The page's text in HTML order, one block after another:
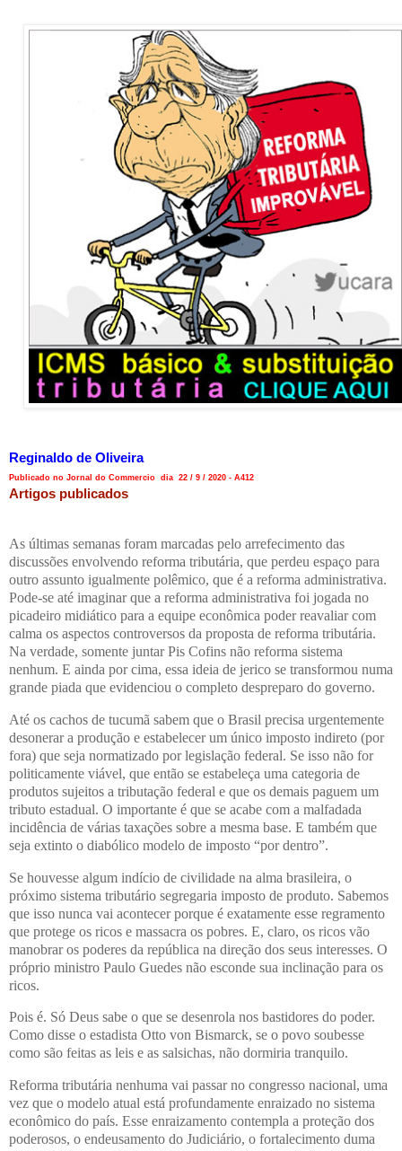
Reginaldo de Oliveira
Publicado no Jornal do Commercio dia 22 / 9 / 2020 - A412
Artigos publicados
As últimas semanas foram marcadas pelo arrefecimento das
discussões envolvendo reforma tributária, que perdeu espaço para
outro assunto igualmente polêmico, que é a reforma administrativa.
Pode-se até imaginar que a reforma administrativa foi jogada no
picadeiro midiático para a equipe econômica poder reavaliar com
calma os aspectos controversos da proposta de reforma tributária.
Na verdade, somente juntar Pis Cofins não reforma sistema
nenhum. E ainda por cima, essa ideia de jerico se transformou numa
grande piada que evidenciou o completo despreparo do governo.
Até os cachos de tucumã sabem que o Brasil precisa urgentemente
desonerar a produção e estabelecer um único imposto indireto (por
fora) que seja normatizado por legislação federal. Se isso não for
politicamente viável, que então se estabeleça uma categoria de
produtos sujeitos a tributação federal e que os demais paguem um
tributo estadual. O importante é que se acabe com a malfadada
incidência de várias taxações sobre a mesma base. E também que
seja extinto o diabólico modelo de imposto “por dentro”.
Se houvesse algum indício de civilidade na alma brasileira, o
próximo sistema tributário segregaria imposto de produto. Sabemos
que isso nunca vai acontecer porque é exatamente esse regramento
que protege os ricos e massacra os pobres. E, claro, os ricos vão
manobrar os poderes da república na direção dos seus interesses. O
próprio ministro Paulo Guedes não esconde sua inclinação para os
ricos.
Pois é. Só Deus sabe o que se desenrola nos bastidores do poder.
Como disse o estadista Otto von Bismarck, se o povo soubesse
como são feitas as leis e as salsichas, não dormiria tranquilo.
Reforma tributária nenhuma vai passar no congresso nacional, uma
vez que o modelo atual está profundamente enraizado no sistema
econômico do país. Esse enraizamento contempla a proteção dos
poderosos, o endeusamento do Judiciário, o fortalecimento duma